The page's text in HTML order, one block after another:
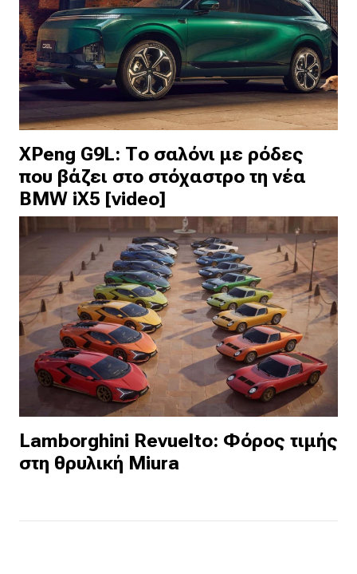
XPeng G9L: Το σαλόνι με ρόδες
που βάζει στο στόχαστρο τη νέα
BMW iX5 [video]
Lamborghini Revuelto: Φόρος τιμής
στη θρυλική Miura